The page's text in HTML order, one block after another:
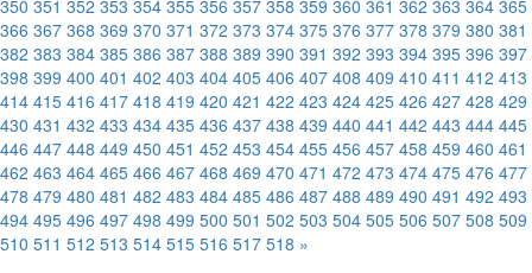
350 351 352 353 354 355 356 357 358 359 360 361 362 363 364 365
366 367 368 369 370 371 372 373 374 375 376 377 378 379 380 381
382 383 384 385 386 387 388 389 390 391 392 393 394 395 396 397
398 399 400 401 402 403 404 405 406 407 408 409 410 411 412 413
414 415 416 417 418 419 420 421 422 423 424 425 426 427 428 429
430 431 432 433 434 435 436 437 438 439 440 441 442 443 444 445
446 447 448 449 450 451 452 453 454 455 456 457 458 459 460 461
462 463 464 465 466 467 468 469 470 471 472 473 474 475 476 477
478 479 480 481 482 483 484 485 486 487 488 489 490 491 492 493
494 495 496 497 498 499 500 501 502 503 504 505 506 507 508 509
510 511 512 513 514 515 516 517 518 »